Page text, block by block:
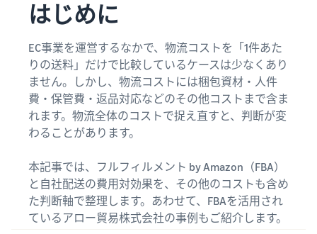
亚马逊品牌注册
（Brand Registry）
亚马逊物流（FBA）
代表您进行配送、退货和客
户服务
新卖
费用
报价
器
只需输
入要销
的详细
信息和
配送费
用，即
品牌援助计划（亚马
使用品牌工具支持持续的销
售增长
向企业销售商品（亚
马逊企业购）
扩大面向企业买家的销售
海外销售（跨境EC）
向世界各地的亚马逊客户销
售商品
援
助
计
划
和
权
益
逊品牌注册）
使用品牌工具支持持续的销
售增长
新卖家入门大礼包
有
关
EC
的
有
用
信
息
什么是EC（电子商
务）？
解释 EC 的基础知识和结构
中
登
录
注
册
はじめに
EC事業を運営するなかで、物流コストを「1件あた
りの送料」だけで比較しているケースは少なくあり
ません。しかし、物流コストには梱包資材・人件
費・保管費・返品対応などのその他コストまで含ま
れます。物流全体のコストで捉え直すと、判断が変
わることがあります。
本記事では、フルフィルメント by Amazon（FBA）
と自社配送の費用対効果を、その他のコストも含め
た判断軸で整理します。あわせて、FBAを活用され
ているアロー貿易株式会社の事例もご紹介します。